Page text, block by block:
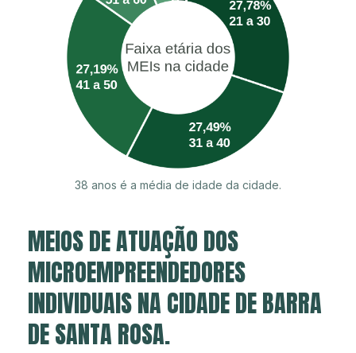
38 anos é a média de idade da cidade.
MEIOS DE ATUAÇÃO DOS
MICROEMPREENDEDORES
INDIVIDUAIS NA CIDADE DE BARRA
DE SANTA ROSA.